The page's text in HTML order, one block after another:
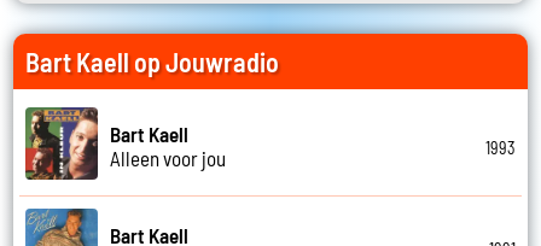
Bart Kaell op Jouwradio
Bart Kaell
Alleen voor jou
1993
Bart Kaell